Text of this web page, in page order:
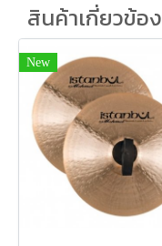
สินค้าเกี่ยวข้อง
New